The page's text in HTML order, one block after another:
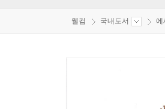
웰컴 국내도서 에